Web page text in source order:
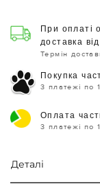
При оплаті
доставка
Термін
Покупка
3 платежі по
Оплата
3 платежі по
Деталі